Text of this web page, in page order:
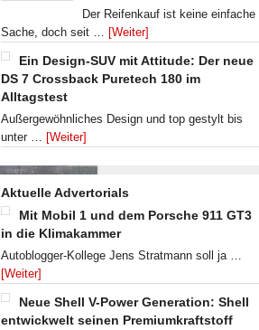
Der Reifenkauf ist keine einfache
Sache, doch seit … [Weiter]
Ein Design-SUV mit Attitude: Der neue
DS 7 Crossback Puretech 180 im
Alltagstest
Außergewöhnliches Design und top gestylt bis
unter … [Weiter]
Aktuelle Advertorials
Mit Mobil 1 und dem Porsche 911 GT3
in die Klimakammer
Autoblogger-Kollege Jens Stratmann soll ja …
[Weiter]
Neue Shell V-Power Generation: Shell
entwickwelt seinen Premiumkraftstoff